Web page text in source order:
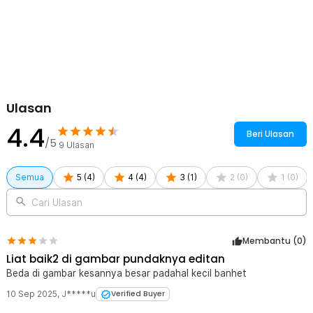
Ulasan
4.4/5 9 Ulasan
Beri Ulasan
Semua 5 (4) 4 (4) 3 (1 ) 2 (0) 1 (0)
Cari Ulasan
Membantu (0)
Liat baik2 di gambar pundaknya editan
Beda di gambar kesannya besar padahal kecil banhet
10 Sep 2025, J*****u Verified Buyer